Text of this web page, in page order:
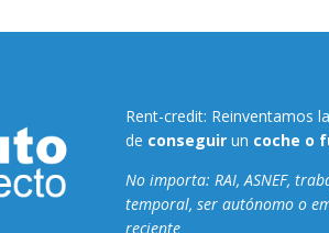
Rent-credit: Reinventamos
de conseguir un coche o
No importa: RAI, ASNEF,
temporal, ser autónomo o
reciente